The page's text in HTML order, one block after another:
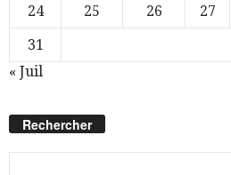
24
25 26 27
31
« Juil
Rechercher